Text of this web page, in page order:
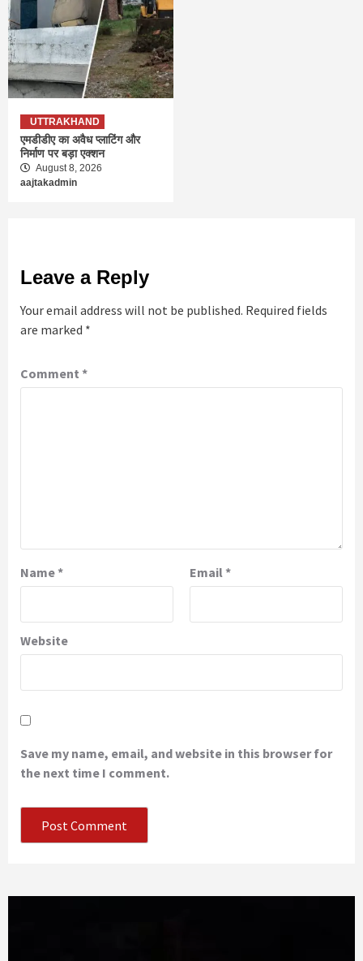
UTTRAKHAND
एमडीडीए का अवैध प्लाटिंग और
निर्माण पर बड़ा एक्शन
August 8, 2026
aajtakadmin
Leave a Reply
Your email address will not be published. Required fields
are marked *
Comment *
Name* Email*
Website
Save my name, email, and website in this browser for
the next time I comment.